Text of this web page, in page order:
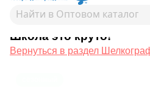
1103-1657
Школа это круто!
Вернуться в раздел